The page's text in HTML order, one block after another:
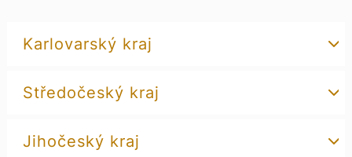
Karlovarský kraj
Středočeský kraj
Jihočeský kraj